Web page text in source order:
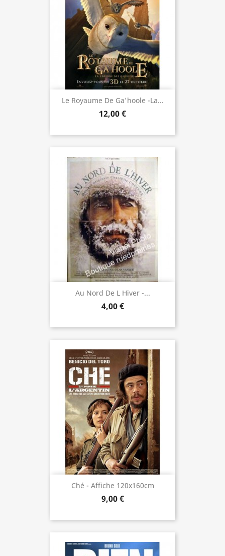
Le Royaume De Ga'hoole -la...
12,00 €
Au Nord De L Hiver -...
4,00 €
Ché - Affiche 120x160cm
9,00 €